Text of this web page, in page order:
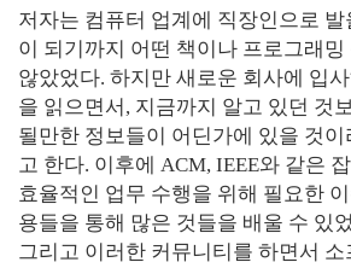
저자는 컴퓨터 업계에 직장인으로 발
이 되기까지 어떤 책이나 프로그래밍
않았었다. 하지만 새로운 회사에 입
을 읽으면서, 지금까지 알고 있던 것
될만한 정보들이 어딘가에 있을 것
고 한다. 이후에 ACM, IEEE와 같은
효율적인 업무 수행을 위해 필요한
용들을 통해 많은 것들을 배울 수 있
그리고 이러한 커뮤니티를 하면서